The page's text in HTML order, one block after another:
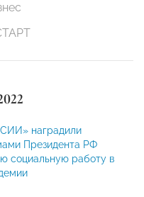
наградили
Президента РФ
социальную работу в